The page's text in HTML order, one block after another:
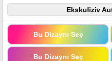
Ekskuliziv
Bu Dizaynı Seç
Bu Dizaynı Seç